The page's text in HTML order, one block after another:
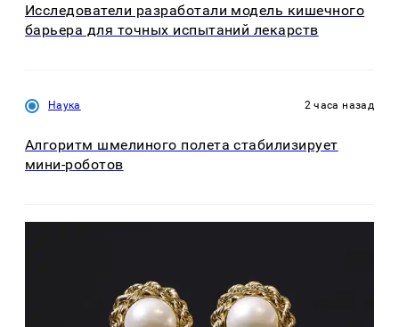
Исследователи разработали модель кишечного
барьера для точных испытаний лекарств
Наука 2 часа назад
Алгоритм шмелиного полета стабилизирует
мини-роботов